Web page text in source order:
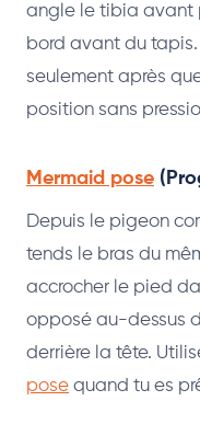
angle le tibia avant
bord avant du
seulement après
position sans
Mermaid pose
Depuis le pigeon
tends le bras du
accrocher le pied
opposé au-dessus
derrière la tête.
pose quand tu es